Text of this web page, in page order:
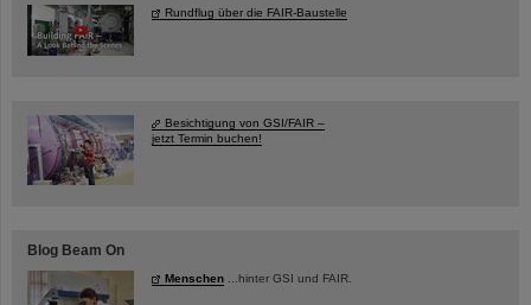
Rundflug über die FAIR-Baustelle
Besichtigung von GSI/FAIR –
jetzt Termin buchen!
Blog Beam On
Menschen ...hinter GSI und FAIR.